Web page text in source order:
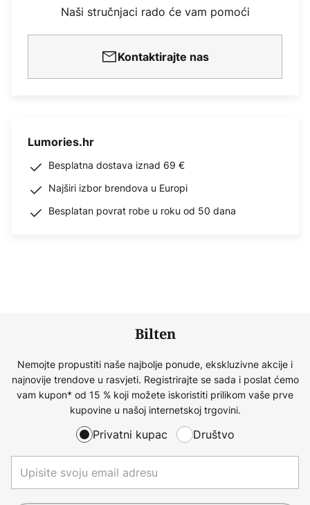
Naši stručnjaci rado će vam pomoći
Kontaktirajte nas
Lumories.hr
Besplatna dostava iznad 69 €
Najširi izbor brendova u Europi
Besplatan povrat robe u roku od 50 dana
Bilten
Nemojte propustiti naše najbolje ponude, ekskluzivne akcije i
najnovije trendove u rasvjeti. Registrirajte se sada i poslat ćemo
vam kupon* od 15 % koji možete iskoristiti prilikom vaše prve
kupovine u našoj internetskoj trgovini.
Privatni kupac Društvo